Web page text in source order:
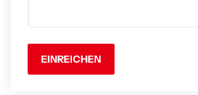
EINREICHEN